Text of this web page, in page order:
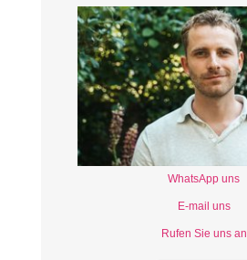
WhatsApp uns
E-mail uns
Rufen Sie uns an